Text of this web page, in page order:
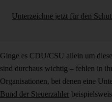
Unterzeichne jetzt für den
Ginge es CDU/CSU allein um
sind durchaus wichtig – fehlen in
Organisationen, bei denen eine
Bund der Steuerzahler